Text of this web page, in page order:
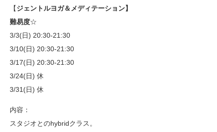
【ジェントルヨガ＆メディテーション】
難易度☆
3/3(日) 20:30-21:30
3/10(日) 20:30-21:30
3/17(日) 20:30-21:30
3/24(日) 休
3/31(日) 休
内容：
スタジオとのhybridクラス。